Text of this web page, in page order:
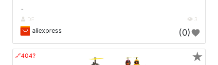
..
DE 3
aliexpress (0)
🔗404? ★